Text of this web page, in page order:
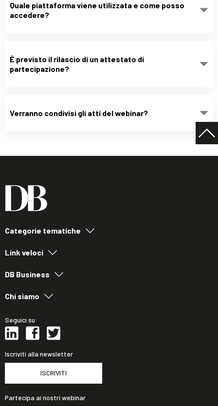
Quale piattaforma viene utilizzata e come posso
accedere?
È previsto il rilascio di un attestato di
partecipazione?
Verranno condivisi gli atti del webinar?
Categorie tematiche
Link veloci
DB Business
Chi siamo
Seguici su
Iscriviti alla newsletter
ISCRIVITI
Partecipa ai nostri webinar